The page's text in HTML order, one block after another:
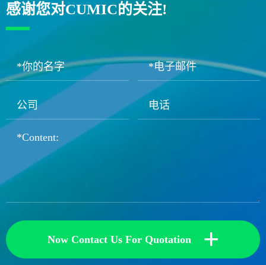
感谢您对CUMIC的关注!
Now Contact Us For Quotation +